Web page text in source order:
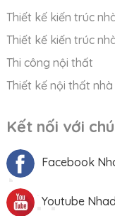
Thiết kế kiến trúc
Thiết kế kiến trúc
Thi công nội thất
Thiết kế nội thất nhà
Kết nối với
Facebook
Youtube